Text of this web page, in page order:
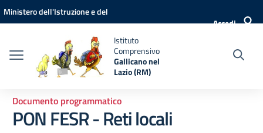
Vai ai contenuti
Vai al menu di navigazione
Vai al footer
Ministero dell'Istruzione e del
Accedi
Istituto
Comprensivo
Gallicano nel
Lazio (RM)
Documento programmatico
PON FESR - Reti locali